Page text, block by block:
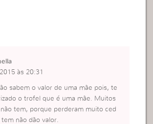
às 20:31
sabem o valor de uma mãe pois, te
o trofel que é uma mãe. Muitos
tem, porque perderam muito ced
não dão valor.